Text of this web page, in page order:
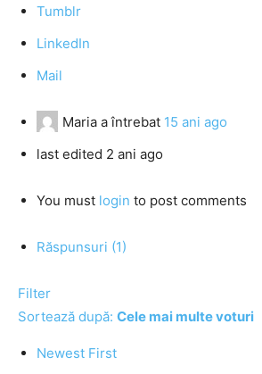
Tumblr
LinkedIn
Mail
Maria a întrebat 15 ani ago
last edited 2 ani ago
You must login to post comments
Răspunsuri (1)
Filter
Sortează după: Cele mai multe voturi
Newest First